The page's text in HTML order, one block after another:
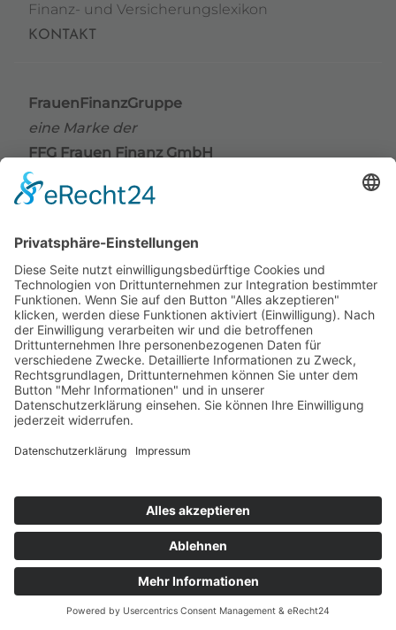
Finanz- und Versicherungslexikon
KONTAKT
FrauenFinanzGruppe
eine Marke der
FFG Frauen Finanz GmbH
Grindelallee 176
20144 Hamburg
Telefax +49 (0) 40 / 41 42 66 68
E-Mailinfo@frauenfinanzgruppe.de
Internetwww.frauenfinanzgruppe.de
Öffnungszeiten
Mo - Do 10:00 - 18:00 Uhr
Fr 10:00 - 16:00 Uhr
Beratung nur nach Terminvereinbarung.
DATENSCHUTZ
JOBS